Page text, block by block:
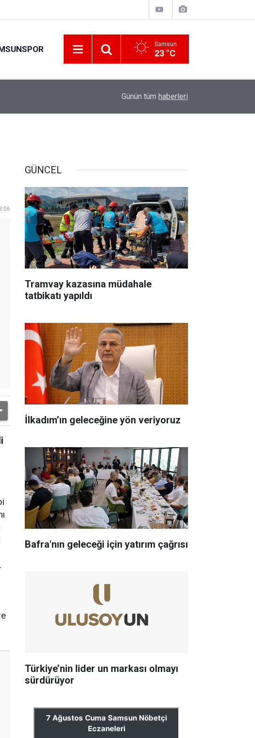
Samsun
23 °C
Vatandaşlar evlerinden danışmanlık hizmeti
Günün tüm haberleri
GÜNCEL
Tramvay kazasına müdahale
tatbikatı yapıldı
İlkadım’ın geleceğine yön veriyoruz
Bafra'nın geleceği için yatırım çağrısı
Türkiye’nin lider un markası olmayı
sürdürüyor